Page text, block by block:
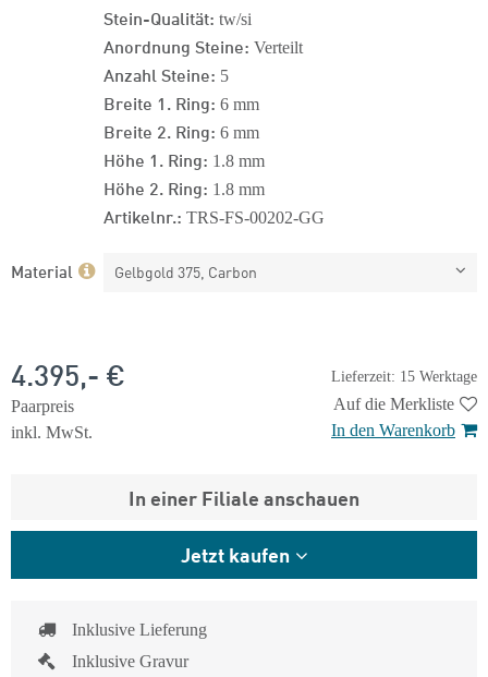
Stein-Qualität: tw/si
Anordnung Steine: Verteilt
Anzahl Steine: 5
Breite 1. Ring: 6 mm
Breite 2. Ring: 6 mm
Höhe 1. Ring: 1.8 mm
Höhe 2. Ring: 1.8 mm
Artikelnr.: TRS-FS-00202-GG
Material Gelbgold 375, Carbon
Lieferzeit: 15 Werktage
4.395,- €
Paarpreis
inkl. MwSt.
Auf die Merkliste
In den Warenkorb
In einer Filiale anschauen
Jetzt kaufen
Inklusive Lieferung
Inklusive Gravur